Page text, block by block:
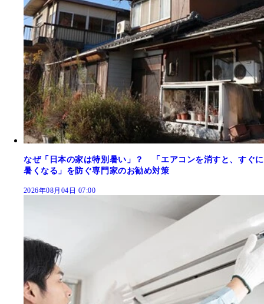
なぜ「日本の家は特別暑い」？ 「エアコンを消すと、すぐに
暑くなる」を防ぐ専門家のお勧め対策
2026年08月04日 07:00